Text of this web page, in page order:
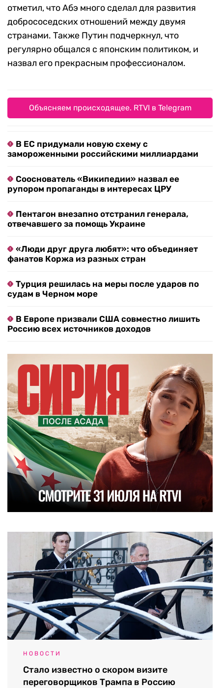
отметил, что Абэ много сделал для развития
добрососедских отношений между двумя
странами. Также Путин подчеркнул, что
регулярно общался с японским политиком, и
назвал его прекрасным профессионалом.
Объясняем происходящее. RTVI в Telegram
В ЕС придумали новую схему с
замороженными российскими миллиардами
Сооснователь «Википедии» назвал ее
рупором пропаганды в интересах ЦРУ
Пентагон внезапно отстранил генерала,
отвечавшего за помощь Украине
«Люди друг друга любят»: что объединяет
фанатов Коржа из разных стран
Турция решилась на меры после ударов по
судам в Черном море
В Европе призвали США совместно лишить
Россию всех источников доходов
НОВОСТИ
Стало известно о скором визите
переговорщиков Трампа в Россию